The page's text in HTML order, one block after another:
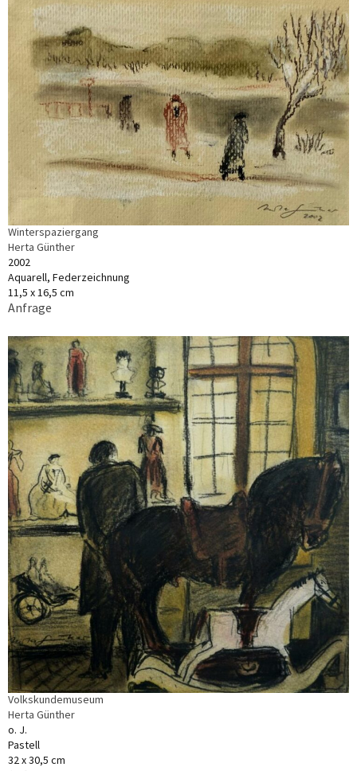
Winterspaziergang
Herta Günther
2002
Aquarell, Federzeichnung
11,5 x 16,5 cm
Anfrage
Volkskundemuseum
Herta Günther
o. J.
Pastell
32 x 30,5 cm